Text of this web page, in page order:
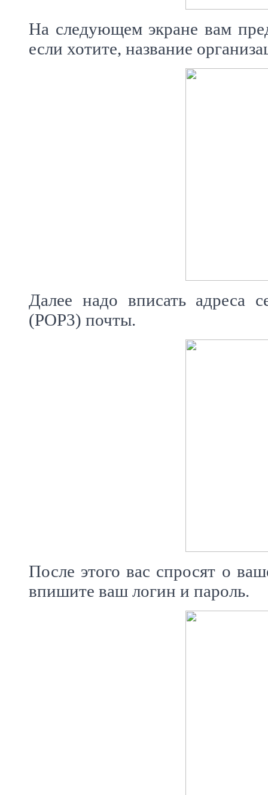
На следующем экране вам
если хотите, название
Далее надо вписать адреса
(POP3) почты.
После этого вас спросят о
впишите ваш логин и пароль.